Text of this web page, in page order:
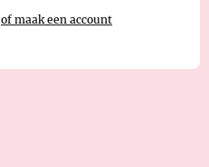
of maak een account